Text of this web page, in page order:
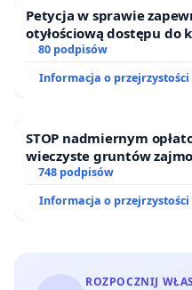
Petycja w sprawie
otyłościową dostępu do
oraz programów
80 podpisów
Informacja o przejrzystości
STOP nadmiernym
wieczyste gruntów
ogrody działkowe.
748 podpisów
Informacja o przejrzystości
ROZPOCZNIJ